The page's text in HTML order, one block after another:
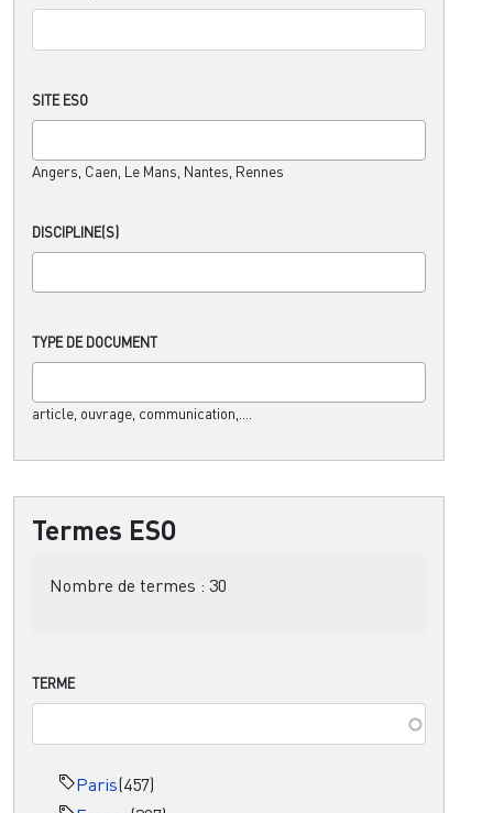
SITE ESO
Angers, Caen, Le Mans, Nantes, Rennes
DISCIPLINE(S)
TYPE DE DOCUMENT
article, ouvrage, communication,....
Termes ESO
Nombre de termes : 30
TERME
Paris(457)